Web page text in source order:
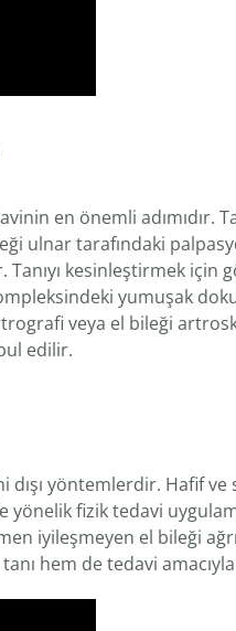
en önemli adımıdır.
ulnar tarafındaki
Tanıyı kesinleştirmek
yumuşak
veya el bileği
edilir.
dışı yöntemlerdir. Hafif
fizik tedavi
iyileşmeyen el bileği
hem de tedavi amacıyla